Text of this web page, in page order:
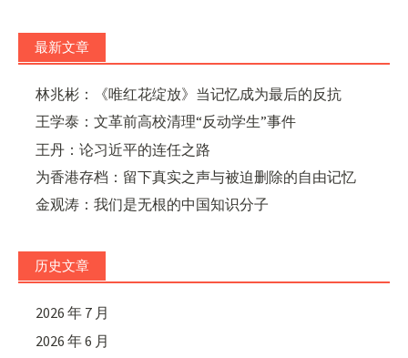
最新文章
林兆彬：《唯红花绽放》当记忆成为最后的反抗
王学泰：文革前高校清理“反动学生”事件
王丹：论习近平的连任之路
为香港存档：留下真实之声与被迫删除的自由记忆
金观涛：我们是无根的中国知识分子
历史文章
2026 年 7 月
2026 年 6 月